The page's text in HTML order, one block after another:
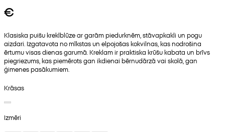
€
Klasiska puišu kreklblūze ar garām piedurknēm, stāvapkakli un pogu
aizdari. Izgatavota no mīkstas un elpojošas kokvilnas, kas nodrošina
ērtumu visas dienas garumā. Kreklam ir praktiska krūšu kabata un brīvs
piegriezums, kas piemērots gan ikdienai bērnudārzā vai skolā, gan
ģimenes pasākumiem.
Krāsas
Izmēri